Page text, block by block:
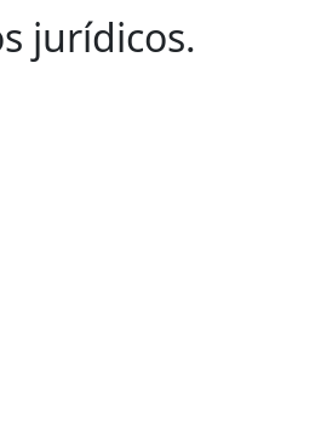
jurídicos.